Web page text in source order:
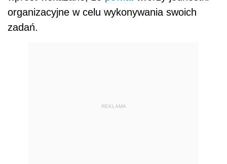
organizacyjne w celu wykonywania swoich
zadań.
REKLAMA